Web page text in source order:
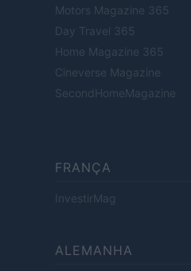
Motors Magazine 365
Day Travel 365
Home Magazine 365
Cineverse Magazine
SecondHomeMagazine
FRANÇA
InvestirMag
ALEMANHA